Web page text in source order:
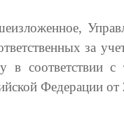
за
в
Федерации